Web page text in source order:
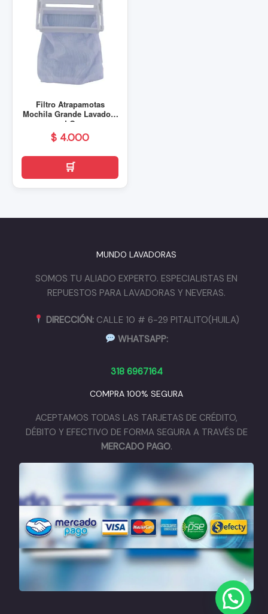
Filtro Atrapamotas
Mochila Grande Lavadora
LG
$ 4.000
MUNDO LAVADORAS
SOMOS TU ALIADO EXPERTO. ESPECIALISTAS EN
REPUESTOS PARA LAVADORAS Y NEVERAS.
DIRECCIÓN: CALLE 10 # 6-29 PITALITO(HUILA)
WHATSAPP:
318 6967164
COMPRA 100% SEGURA
ACEPTAMOS TODAS LAS TARJETAS DE CRÉDITO,
DÉBITO Y EFECTIVO DE FORMA SEGURA A TRAVÉS DE
MERCADO PAGO.